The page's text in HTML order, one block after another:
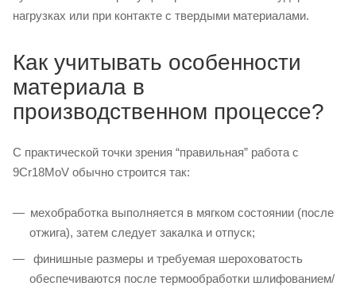
нагрузках или при контакте с твердыми материалами.
Как учитывать особенности
материала в
производственном процессе?
С практической точки зрения “правильная” работа с
9Cr18MoV обычно строится так:
мехобработка выполняется в мягком состоянии (после
отжига), затем следует закалка и отпуск;
финишные размеры и требуемая шероховатость
обеспечиваются после термообработки шлифованием/